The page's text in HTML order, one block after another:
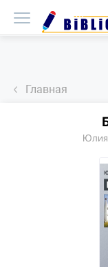
Главная
Юлия